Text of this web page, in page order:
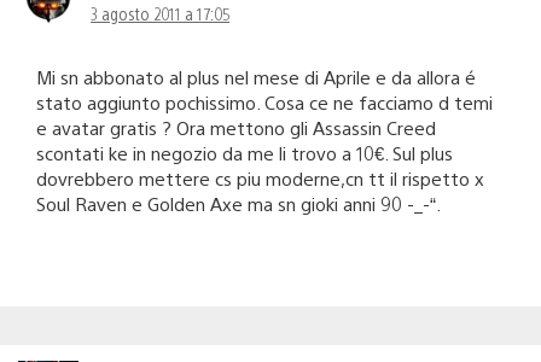
3 agosto 2011 a 17:05
Mi sn abbonato al plus nel mese di Aprile e da allora é
stato aggiunto pochissimo. Cosa ce ne facciamo d temi
e avatar gratis ? Ora mettono gli Assassin Creed
scontati ke in negozio da me li trovo a 10€. Sul plus
dovrebbero mettere cs piu moderne,cn tt il rispetto x
Soul Raven e Golden Axe ma sn gioki anni 90 -_-“.